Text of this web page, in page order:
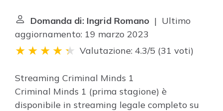
Domanda di: Ingrid Romano | Ultimo
aggiornamento: 19 marzo 2023
Valutazione: 4.3/5 (31 voti)
Streaming Criminal Minds 1
Criminal Minds 1 (prima stagione) è
disponibile in streaming legale completo su